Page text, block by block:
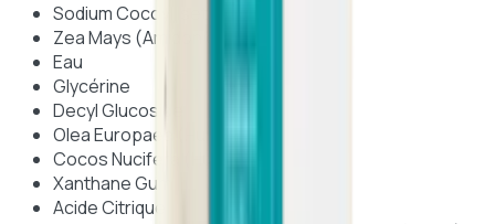
Sodium Cocoyl Isethionate
Zea Mays (Amidon de Maïs)
Eau
Glycérine
Decyl Glucoside
Olea Europaea (Huile d’Olive)
Cocos Nucifera (Huile de Coco)
Xanthane Gum
Acide Citrique